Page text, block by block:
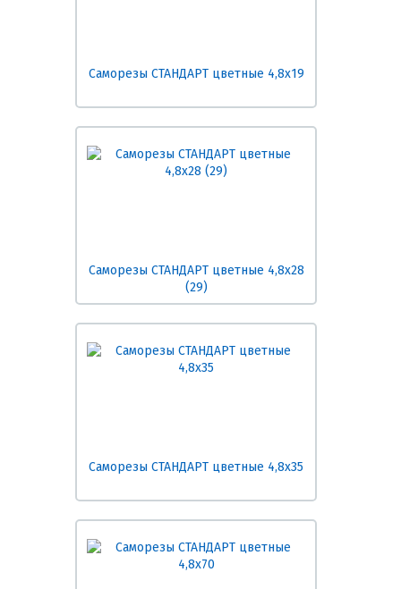
Саморезы СТАНДАРТ цветные 4,8х19
Саморезы СТАНДАРТ цветные 4,8х28
(29)
Саморезы СТАНДАРТ цветные 4,8х35